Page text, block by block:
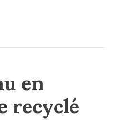
en
recyclé